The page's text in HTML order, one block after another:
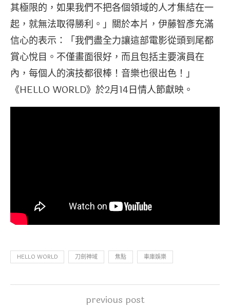
其極限的，如果我們不把各個領域的人才集結在一
起，就無法取得勝利。」關於本片，伊藤智彥充滿
信心的表示：「我們盡全力讓這部電影從頭到尾都
賞心悅目。不僅畫面很好，而且包括主要演員在
內，每個人的演技都很棒！音樂也很出色！」
《HELLO WORLD》於2月14日情人節獻映。
HELLO WORLD 刀劍神域 焦點 車庫娛樂
previous post